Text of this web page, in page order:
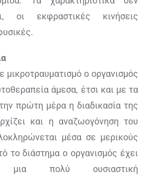
οι εκφραστικές κινήσεις
ο οργανισμός
άμεσα, έτσι και με τα
πρώτη μέρα η διαδικασία της
και η αναζωογόνηση του
μέσα σε μερικούς
το διάστημα ο οργανισμός έχει
μια πολύ ουσιαστική